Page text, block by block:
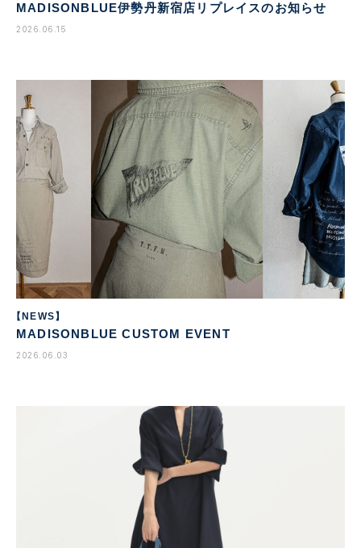
MADISONBLUE伊勢丹新宿店リプレイスのお知らせ
2026.06.15
【NEWS】
MADISONBLUE CUSTOM EVENT
2026.06.03